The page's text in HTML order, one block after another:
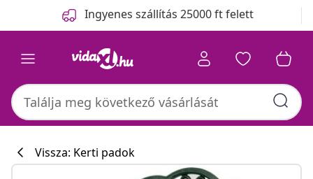
Ingyenes szállítás 25000 ft felett
Vissza: Kerti padok